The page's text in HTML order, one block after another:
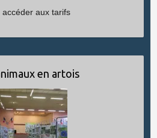
aux tarifs
en artois